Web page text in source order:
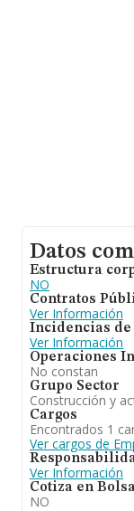
Datos
Estructura
NO
Contratos
Ver Información
Incidencias de
Ver Información
Operaciones
No constan
Grupo Sector
Construcción y
Cargos
Encontrados 1
Ver cargos de
Ver Información
Cotiza en
NO